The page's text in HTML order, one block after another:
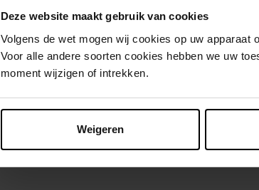
Deze website maakt gebruik van cookies
Volgens de wet mogen wij cookies op uw
Voor alle andere soorten cookies hebben we uw
moment wijzigen of intrekken.
Weigeren
2e-60%